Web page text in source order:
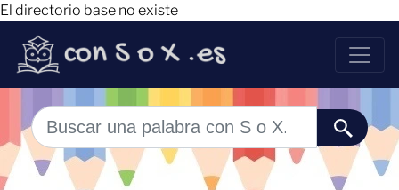
El directorio base no existe